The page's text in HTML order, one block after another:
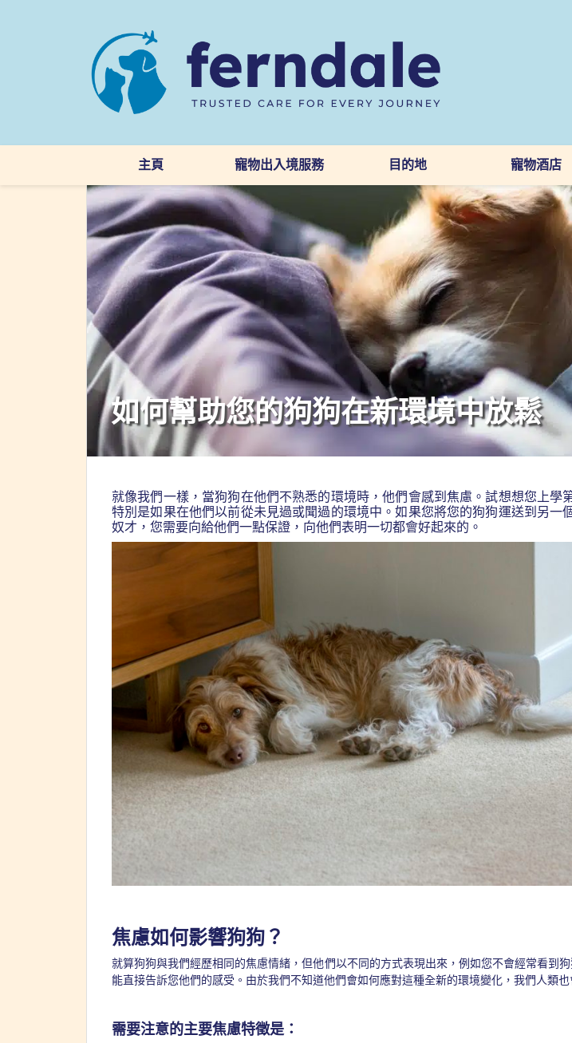
主頁 寵物出入境服務 目的地 寵物酒店
如何幫助您的狗狗在新環境中放鬆
就像我們一樣，當狗狗在他們不熟悉的環境時，他們會感到焦慮。試想想您上
特別是如果在他們以前從未見過或聞過的環境中。如果您將您的狗狗運送到另
奴才，您需要向給他們一點保證，向他們表明一切都會好起來的。
焦慮如何影響狗狗？
就算狗狗與我們經歷相同的焦慮情緒，但他們以不同的方式表現出來，例如您不會經常看到
能直接告訴您他們的感受。由於我們不知道他們會如何應對這種全新的環境變化，我們人類也
需要注意的主要焦慮特徵是：